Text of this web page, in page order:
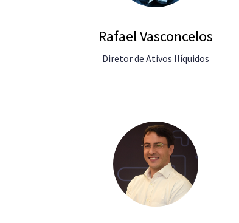
Rafael Vasconcelos
Diretor de Ativos Ilíquidos